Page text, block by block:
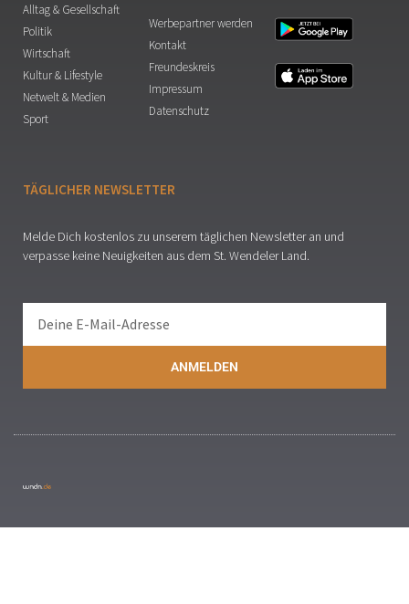
Alltag & Gesellschaft
Politik
Wirtschaft
Kultur & Lifestyle
Netwelt & Medien
Sport
Werbepartner werden
Kontakt
Freundeskreis
Impressum
Datenschutz
TÄGLICHER NEWSLETTER
Melde Dich kostenlos zu unserem täglichen Newsletter an und
verpasse keine Neuigkeiten aus dem St. Wendeler Land.
ANMELDEN